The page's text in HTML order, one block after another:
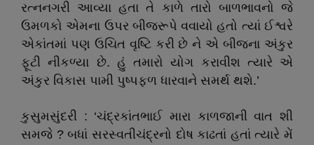
રત્નનગરી આવ્યા હતા તે કાળે તારો બાળભાવનો જે
ઉમળકો એમના ઉપર બીજરૂપે વવાયો હતો ત્યાં ઈશ્વરે
એકાંતમાં પણ ઉચિત વૃષ્ટિ કરી છે ને એ બીજના અંકુર
ફૂટી નીકળ્યા છે. હું તમારો યોગ કરાવીશ ત્યારે એ
અંકુર વિકાસ પામી પુષ્પફળ ધારવાને સમર્થ થશે.’
કુસુમસુંદરી : ‘ચંદ્રકાંતભાઈ મારા કાળજાની વાત શી
સમજે ? બધાં સરસ્વતીચંદ્રનો દોષ કાઢતાં હતાં ત્યારે મેં